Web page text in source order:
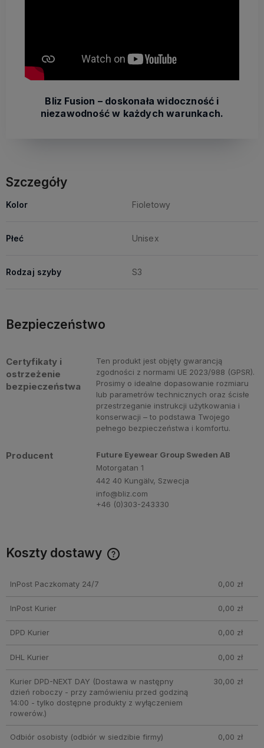
Bliz Fusion – doskonała widoczność i
niezawodność w każdych warunkach.
Szczegóły
Kolor Fioletowy
Płeć Unisex
Rodzaj szyby S3
Bezpieczeństwo
Certyfikaty i
ostrzeżenie
bezpieczeństwa
Ten produkt jest objęty gwarancją
zgodności z normami UE 2023/988 (GPSR).
Prosimy o idealne dopasowanie rozmiaru
lub parametrów technicznych oraz ścisłe
przestrzeganie instrukcji użytkowania i
konserwacji – to podstawa Twojego
pełnego bezpieczeństwa i komfortu.
Producent
Future Eyewear Group Sweden AB
Motorgatan 1
442 40 Kungälv, Szwecja
info@bliz.com
+46 (0)303-243330
Koszty dostawy
InPost Paczkomaty 24/7 0,00 zł
InPost Kurier 0,00 zł
DPD Kurier 0,00 zł
DHL Kurier 0,00 zł
Kurier DPD-NEXT DAY (Dostawa w następny
dzień roboczy - przy zamówieniu przed godziną
14:00 - tylko dostępne produkty z wyłączeniem
rowerów.)
30,00 zł
Odbiór osobisty(odbiór w siedzibie firmy) 0,00 zł